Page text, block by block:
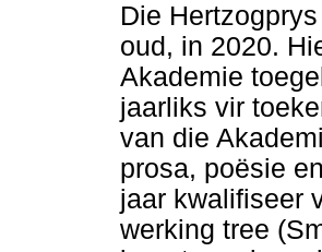
Die
oud, in 2020.
Akademie
jaarliks vir
van die
prosa, poësie
jaar kwalifiseer
werking tree